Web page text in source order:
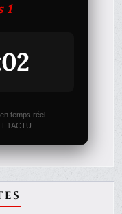
1
temps réel